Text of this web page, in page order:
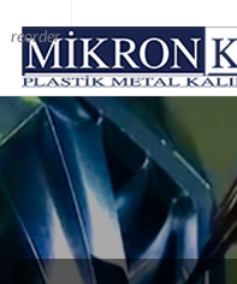
reorder